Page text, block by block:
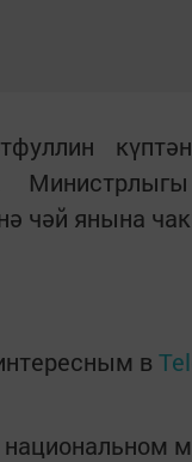
чәй янына
в
национальном